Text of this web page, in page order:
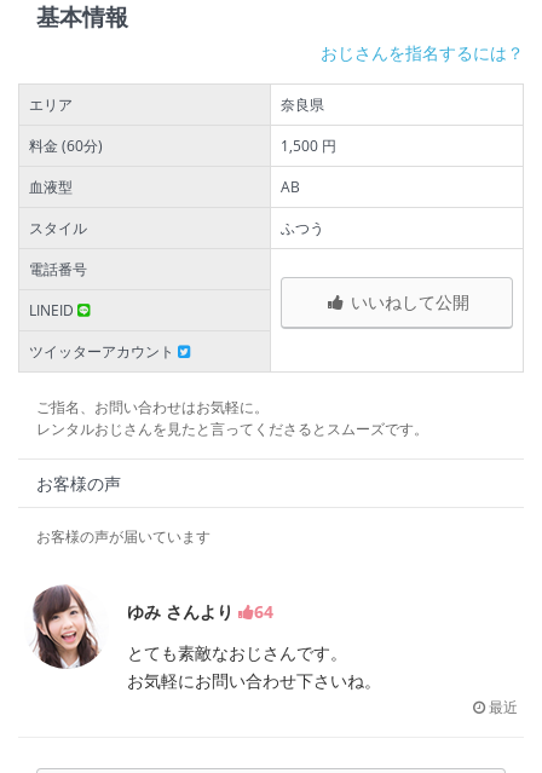
基本情報
おじさんを指名するには？
エリア
奈良県
料金 (60分)
1,500 円
血液型
AB
スタイル
ふつう
電話番号
いいねして公開
LINEID
ツイッターアカウント
ご指名、お問い合わせはお気軽に。
レンタルおじさんを見たと言ってくださるとスムーズです。
お客様の声
お客様の声が届いています
ゆみ さんより
64
とても素敵なおじさんです。
お気軽にお問い合わせ下さいね。
最近